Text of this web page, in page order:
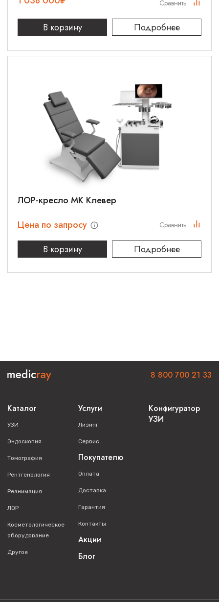
В корзину Подробнее
Сравнить
ЛОР-кресло МК Клевер
Цена по запросу
В корзину
Подробнее
Сравнить
Каталог
УЗИ
Эндоскопия
Томография
Рентгенология
Реанимация
ЛОР
Косметологическое
оборудование
Другое
Услуги
Лизинг
Сервис
Покупателю
Оплата
Доставка
Гарантия
Контакты
Акции
Блог
Конфигуратор
УЗИ
8 800 700 21 33